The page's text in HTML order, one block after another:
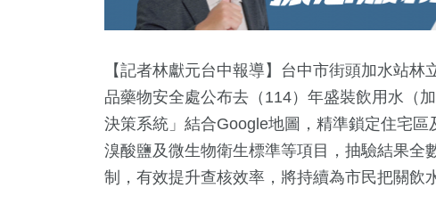
【記者林獻元台中報導】台中市街頭加水站
品藥物安全處公布去（114）年盛裝飲用水（
決策系統」結合Google地圖，精準鎖定住宅區
溴酸鹽及微生物衛生標準等項目，抽驗結果全
制，有效提升查核效率，將持續為市民把關飲